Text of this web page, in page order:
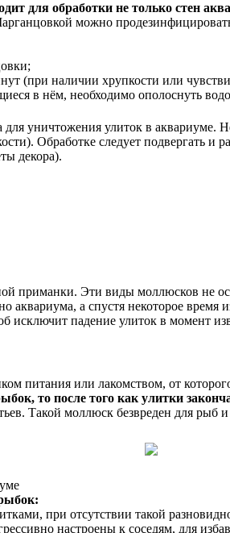
для обработки не только стен
можно
(при наличии хрупкости или
в нём, необходимо ополоснуть
уничтожения улиток в аквариуме.
Обработке следует подвергать
декора).
приманки. Эти виды моллюсков не
аквариума, а спустя некоторое
исключит падение улиток в момент
питания или лакомством, от
то после того как улитки
Такой моллюск безвреден для
при отсутствии такой
настроены к соседям, для